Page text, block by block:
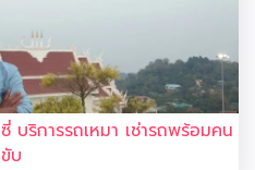
บริการรถเหมา เช่ารถพร้อมคน
ขับ